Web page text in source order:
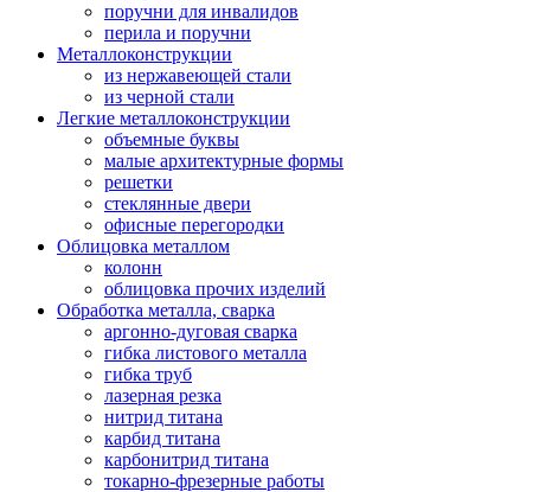
поручни для инвалидов
перила и поручни
Металлоконструкции
из нержавеющей стали
из черной стали
Легкие металлоконструкции
объемные буквы
малые архитектурные формы
решетки
стеклянные двери
офисные перегородки
Облицовка металлом
колонн
облицовка прочих изделий
Обработка металла, сварка
аргонно-дуговая сварка
гибка листового металла
гибка труб
лазерная резка
нитрид титана
карбид титана
карбонитрид титана
токарно-фрезерные работы